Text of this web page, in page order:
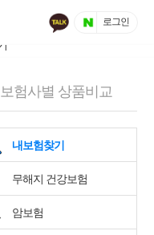
로그인
보험사별 상품비교
내보험찾기
무해지 건강보험
암보험